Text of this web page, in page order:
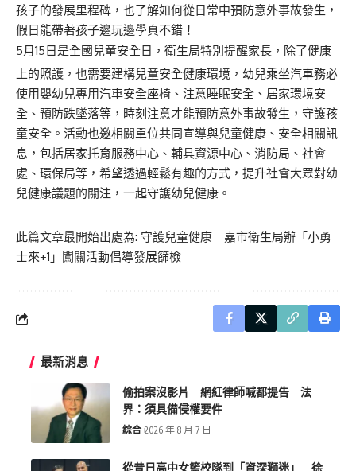
孩子的發展里程碑，也了解如何從日常中預防意外事故發生，
假日能帶著孩子邊玩邊學真不錯！
5月15日是全國兒童安全日，衛生局特別提醒家長，除了健康
上的照護，也需要建構兒童安全健康環境，幼兒乘坐汽車務必
使用嬰幼兒專用汽車安全座椅、注意睡眠安全、居家環境安
全、預防跌墜落等，時刻注意才能預防意外事故發生，守護孩
童安全。活動也邀相關單位共同宣導與兒童健康、安全相關訊
息，包括居家托育服務中心、輔具資源中心、消防局、社會
處、環保局等，希望透過輕鬆有趣的方式，提升社會大眾對幼
兒健康議題的關注，一起守護幼兒健康。
此篇文章最開始出處為: 守護兒童健康 嘉市衛生局辦「小勇
士來+1」闖關活動倡導發展篩檢
最新消息
偷拍案沒影片 網紅律師喊都提告 法
界：須具備侵權要件
綜合 2026 年 8 月 7 日
從昔日高中女籃校隊到「資深獅迷」 徐